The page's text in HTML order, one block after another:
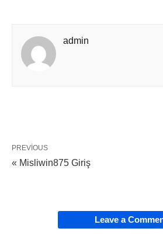
admin
PREVIOUS
« Misliwin875 Giriş
Leave a